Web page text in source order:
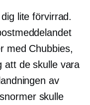
lite förvirrad.
med Chubbies,
att de skulle vara
av
skulle